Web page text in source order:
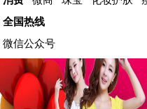
全国热线
微信公众号